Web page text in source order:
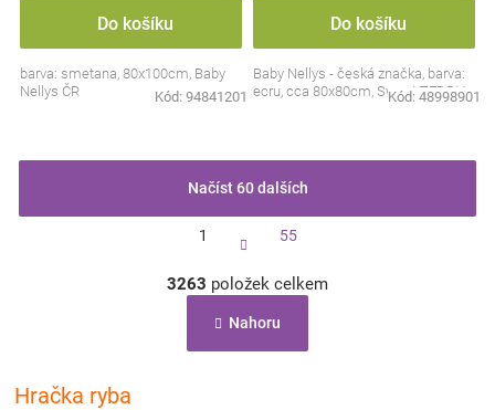
Do košíku
barva: smetana, 80x100cm, Baby
Nellys ČR
Kód: 94841201
Do košíku
Baby Nellys - česká značka, barva:
ecru, cca 80x80cm, Sweet TEDDY
Kód: 48998901
v
á
d
Načíst 60 dalších
t
á
n
k
v
1 55
3263 položek celkem
Nahoru
Hračka ryba